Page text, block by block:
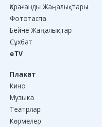
Қарағанды Жаңалықтары
Фототаспа
Бейне Жаңалықтар
Сұхбат
eTV
Плакат
Кино
Музыка
Театрлар
Көрмелер